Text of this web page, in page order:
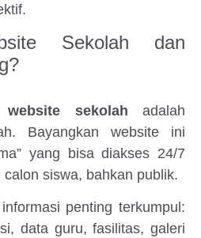
Sekolah dan
website sekolah adalah
Bayangkan website ini
yang bisa diakses 24/7
siswa, bahkan publik.
penting terkumpul:
data guru, fasilitas, galeri